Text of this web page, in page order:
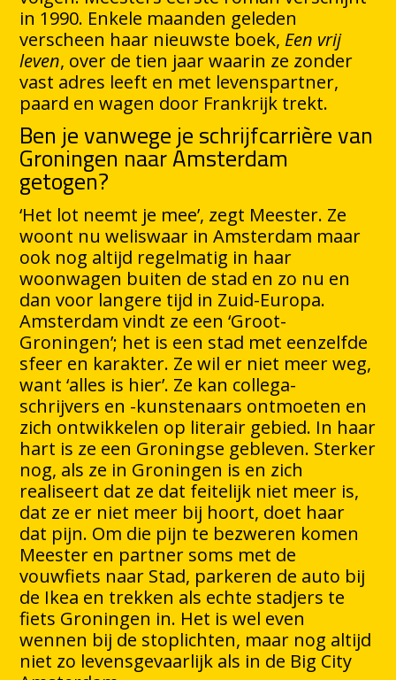
in 1990. Enkele maanden geleden
verscheen haar nieuwste boek, Een vrij
leven, over de tien jaar waarin ze zonder
vast adres leeft en met levenspartner,
paard en wagen door Frankrijk trekt.
Ben je vanwege je schrijfcarrière van
Groningen naar Amsterdam
getogen?
‘Het lot neemt je mee’, zegt Meester. Ze
woont nu weliswaar in Amsterdam maar
ook nog altijd regelmatig in haar
woonwagen buiten de stad en zo nu en
dan voor langere tijd in Zuid-Europa.
Amsterdam vindt ze een ‘Groot-
Groningen’; het is een stad met eenzelfde
sfeer en karakter. Ze wil er niet meer weg,
want ‘alles is hier’. Ze kan collega-
schrijvers en -kunstenaars ontmoeten en
zich ontwikkelen op literair gebied. In haar
hart is ze een Groningse gebleven. Sterker
nog, als ze in Groningen is en zich
realiseert dat ze dat feitelijk niet meer is,
dat ze er niet meer bij hoort, doet haar
dat pijn. Om die pijn te bezweren komen
Meester en partner soms met de
vouwfiets naar Stad, parkeren de auto bij
de Ikea en trekken als echte stadjers te
fiets Groningen in. Het is wel even
wennen bij de stoplichten, maar nog altijd
niet zo levensgevaarlijk als in de Big City